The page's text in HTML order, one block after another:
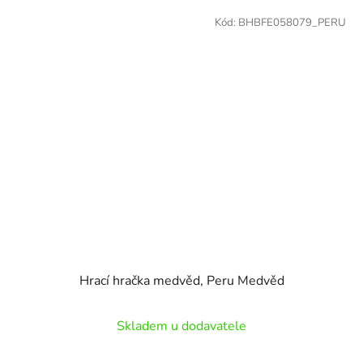
Hrací hračka medvěd, Peru Medvěd
Skladem u dodavatele
Kód: BHBFE058079_PERU